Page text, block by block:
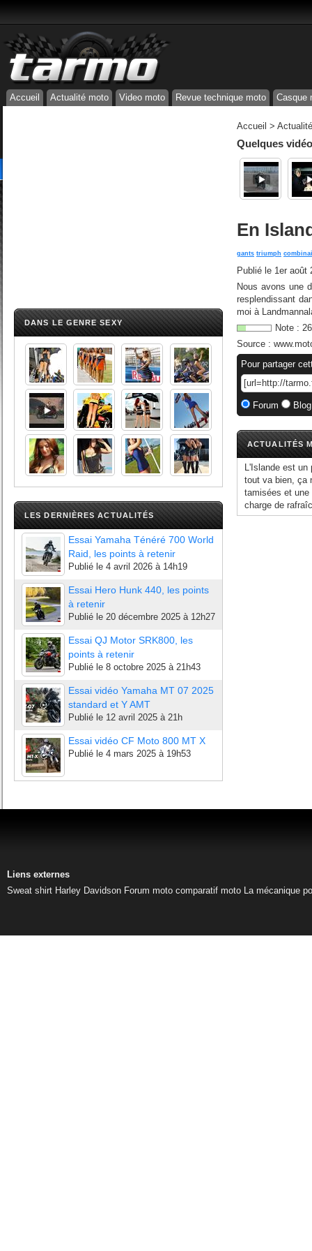
Accueil Actualité moto Video moto Revue technique moto Casque
DANS LE GENRE SEXY
LES DERNIÈRES ACTUALITÉS
Essai Yamaha Ténéré 700 World
Raid, les points à retenir
Publié le 4 avril 2026 à 14h19
Essai Hero Hunk 440, les points
à retenir
Publié le 20 décembre 2025 à 12h27
Essai QJ Motor SRK800, les
points à retenir
Publié le 8 octobre 2025 à 21h43
Essai vidéo Yamaha MT 07 2025
standard et Y AMT
Publié le 12 avril 2025 à 21h
Essai vidéo CF Moto 800 MT X
Publié le 4 mars 2025 à 19h53
Accueil >
Quelques
En
gants triumph
Publié le 1er août
Nous avons une
resplendissant
moi à
Note : 26
Source :
Pour partager
Forum
ACTUALITÉS
L'Islande est
tout va bien, ça
tamisées et une
charge de
Liens externes
Sweat shirt Harley Davidson Forum moto comparatif moto La mécanique